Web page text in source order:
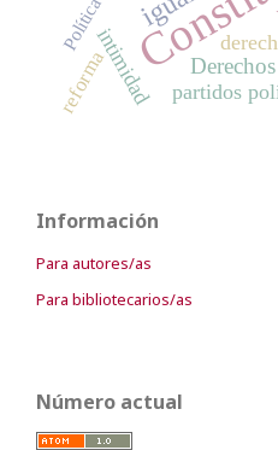
intimidad partidos
reforma
Política
Información
Para autores/as
Para bibliotecarios/as
Número actual